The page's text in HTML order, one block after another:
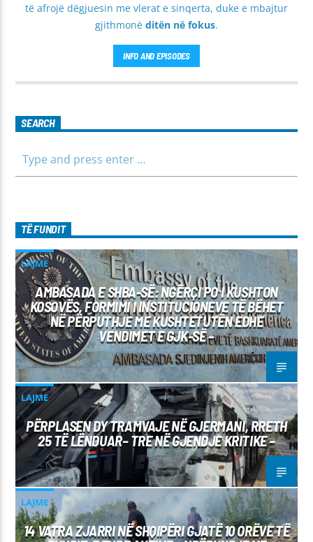
të afrojë dëgjuesin me vlerat e sinqerta, duke e mbajtur
gjithmonë ditën në fokus.
INFO AND EPISODES
SEARCH
TË FUNDIT
LAJME
AMBASADA E SHBA-SË: NGËRÇI PO I KUSHTON
KOSOVËS, FORMIMI I INSTITUCIONEVE TË BËHET
NË PËRPUTHJE ME KUSHTETUTËN EDHE
VENDIMET E GJK-SË –
LAJME
PËRPLASEN DY TRAMVAJE NË GJERMANI, RRETH
25 TË LËNDUAR– TRE NË GJENDJE KRITIKE –
LAJME
14 VATRA ZJARRI NË SHQIPËRI GJATË 10 ORËVE TË